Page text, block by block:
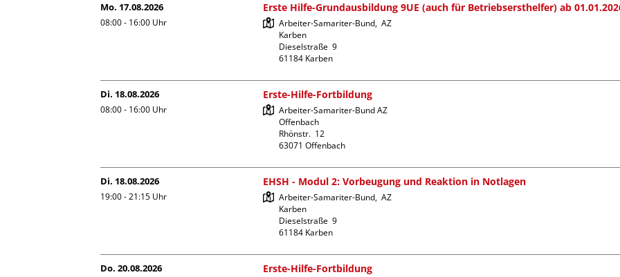
Mo. 17.08.2026
08:00 - 16:00 Uhr
Erste Hilfe-Grundausbildung 9UE (auch für Betriebsersthelfer) ab
Arbeiter-Samariter-Bund,  AZ
Karben
Dieselstraße  9
61184 Karben
Di. 18.08.2026
08:00 - 16:00 Uhr
Erste-Hilfe-Fortbildung
Arbeiter-Samariter-Bund AZ
Offenbach
Rhönstr.  12
63071 Offenbach
Di. 18.08.2026
19:00 - 21:15 Uhr
EHSH - Modul 2: Vorbeugung und Reaktion in Notlagen
Arbeiter-Samariter-Bund,  AZ
Karben
Dieselstraße  9
61184 Karben
Do. 20.08.2026 Erste-Hilfe-Fortbildung